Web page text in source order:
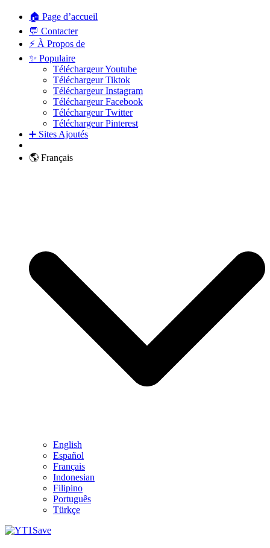
🏠 Page d’accueil
💬 Contacter
⚡ À Propos de
✨ Populaire
Téléchargeur Youtube
Téléchargeur Tiktok
Téléchargeur Instagram
Téléchargeur Facebook
Téléchargeur Twitter
Téléchargeur Pinterest
➕ Sites Ajoutés
🌎 Français
English
Español
Français
Indonesian
Filipino
Português
Türkçe